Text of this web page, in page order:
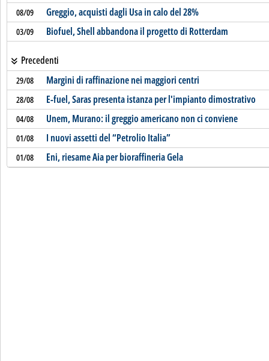
08/09 Greggio, acquisti dagli Usa in calo del 28%
03/09 Biofuel, Shell abbandona il progetto di Rotterdam
Precedenti
29/08 Margini di raffinazione nei maggiori centri
28/08 E-fuel, Saras presenta istanza per l'impianto dimostrativo
04/08 Unem, Murano: il greggio americano non ci conviene
01/08 I nuovi assetti del “Petrolio Italia”
01/08 Eni, riesame Aia per bioraffineria Gela